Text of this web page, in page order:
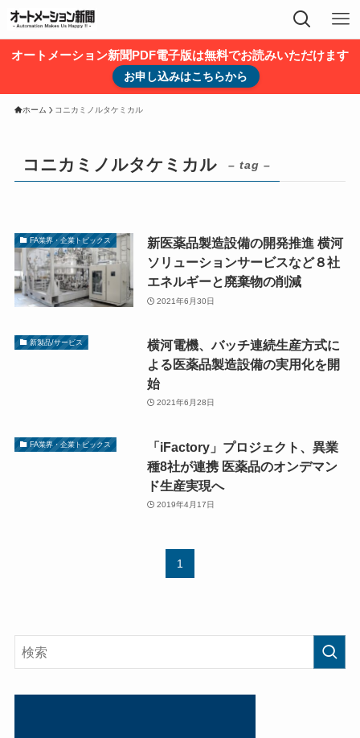
オートメーション新聞PDF電子版は無料でお読みいただけます
お申し込みはこちらから
ホーム コニカミノルタケミカル
コニカミノルタケミカル – tag –
FA業界・企業トピックス
新医薬品製造設備の開発推進 横河
ソリューションサービスなど８社
エネルギーと廃棄物の削減
2021年6月30日
新製品/サービス
横河電機、バッチ連続生産方式に
よる医薬品製造設備の実用化を開
始
2021年6月28日
FA業界・企業トピックス
「iFactory」プロジェクト、異業
種8社が連携 医薬品のオンデマン
ド生産実現へ
2019年4月17日
1